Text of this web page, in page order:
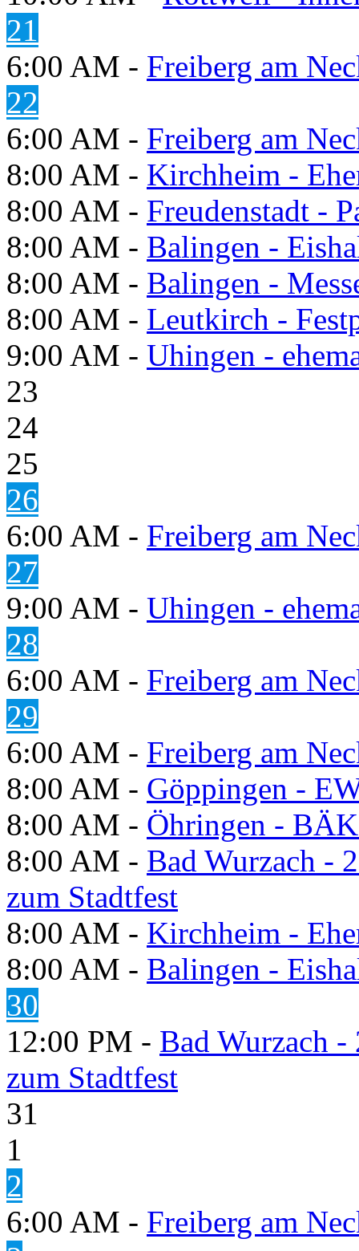
21
6:00 AM - Freiberg am
22
6:00 AM - Freiberg am
8:00 AM - Kirchheim -
8:00 AM - Freudenstadt -
8:00 AM - Balingen -
8:00 AM - Balingen -
8:00 AM - Leutkirch -
9:00 AM - Uhingen -
23
24
25
26
6:00 AM - Freiberg am
27
9:00 AM - Uhingen -
28
6:00 AM - Freiberg am
29
6:00 AM - Freiberg am
8:00 AM - Göppingen -
8:00 AM - Öhringen -
8:00 AM - Bad Wurzach -
zum Stadtfest
8:00 AM - Kirchheim -
8:00 AM - Balingen -
30
12:00 PM - Bad Wurzach
zum Stadtfest
31
1
2
6:00 AM - Freiberg am